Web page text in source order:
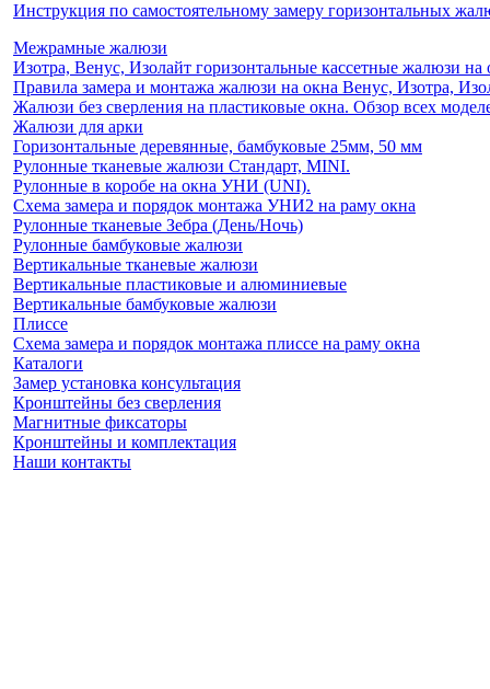
Инструкция по самостоятельному замеру горизонтальных
Межрамные жалюзи
Изотра, Венус, Изолайт горизонтальные кассетные жалюзи на
Правила замера и монтажа жалюзи на окна Венус, Изотра,
Жалюзи без сверления на пластиковые окна. Обзор всех
Жалюзи для арки
Горизонтальные деревянные, бамбуковые 25мм, 50 мм
Рулонные тканевые жалюзи Стандарт, MINI.
Рулонные в коробе на окна УНИ (UNI).
Схема замера и порядок монтажа УНИ2 на раму окна
Рулонные тканевые Зебра (День/Ночь)
Рулонные бамбуковые жалюзи
Вертикальные тканевые жалюзи
Вертикальные пластиковые и алюминиевые
Вертикальные бамбуковые жалюзи
Плиссе
Схема замера и порядок монтажа плиссе на раму окна
Каталоги
Замер установка консультация
Кронштейны без сверления
Магнитные фиксаторы
Кронштейны и комплектация
Наши контакты